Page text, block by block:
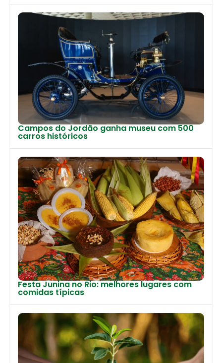
Campos do Jordão ganha museu com 500
carros históricos
Festa Junina no Rio: melhores lugares com
comidas típicas